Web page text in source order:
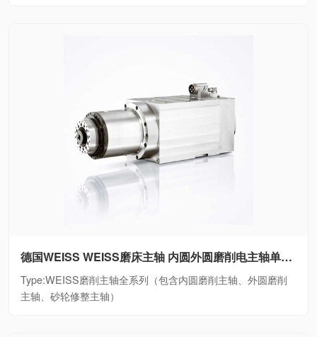
德国WEISS WEISS磨床主轴 内圆外圆磨削电主轴单元WEISS磨削主轴全系列（包含内圆磨削主轴、外圆磨削主轴、砂轮修整主轴）
Type:WEISS磨削主轴全系列（包含内圆磨削主轴、外圆磨削
主轴、砂轮修整主轴）